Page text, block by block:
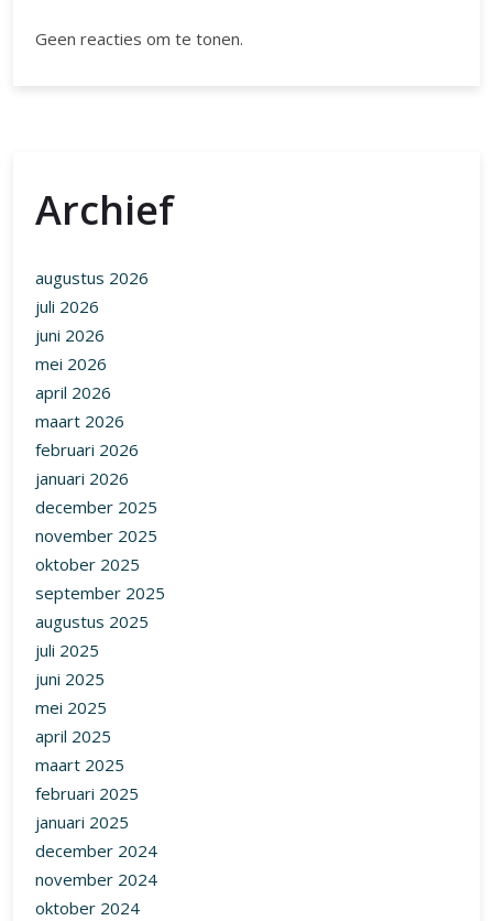
Geen reacties om te tonen.
Archief
augustus 2026
juli 2026
juni 2026
mei 2026
april 2026
maart 2026
februari 2026
januari 2026
december 2025
november 2025
oktober 2025
september 2025
augustus 2025
juli 2025
juni 2025
mei 2025
april 2025
maart 2025
februari 2025
januari 2025
december 2024
november 2024
oktober 2024